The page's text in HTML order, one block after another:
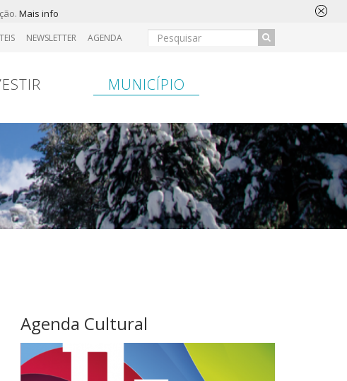
Mais info
NEWSLETTER AGENDA
MUNICÍPIO
Agenda Cultural